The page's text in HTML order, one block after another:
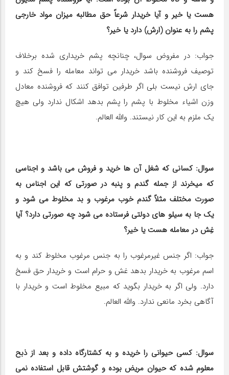
هست یا خیر و آیا خریدار شرعاً حق مطالبه میزان مواد خارجی
پشم را به عنوان (ارش) دارد یا خیر؟
جواب: در مفروض سوال، چنانچه پشم خریداری شده برخلاف
توصیف فروشنده باشد خریدار می تواند معامله را فسخ کند و
جای ارش نیست بلی اگر طرفین توافق کنند که فروشنده معادل
وزن اشیاء مخلوط با پشم را پشم بدهد اشکال ندارد ولی هیچ
یک ملزم به این کار نیستند. والله العالم.
سوال: کسانی که شغل آن ها خرید و فروش می باشد و اجناسی
که می‎خرند از جمله گندم و پنبه در صورتی که این اجناس به
صورت مختلف مثلاً گندم خوب مرغوب و بد مخلوط می شود و
یک جا به سیلو های دولتی فرستاده می شود چه صورتی دارد؟ آیا
غِش در معامله هست یا خیر؟
جواب: اگر جنس غیرمرغوب را به جنس مرغوب مخلوط کند و به
اسم مرغوب به خریدار بدهد غش و حرام است و خریدار حق فسخ
دارد. ولی اگر به خریدار بگوید که مبیع مخلوط است و خریدار با
آگاهی بخرد مانعی ندارد. والله العالم.
سوال: کسی حیوانی را خریده و به کشتارگاه داده و بعد از ذبح
معلوم شده که حیوان مریض بوده و گوشتش قابل استفاده نمی